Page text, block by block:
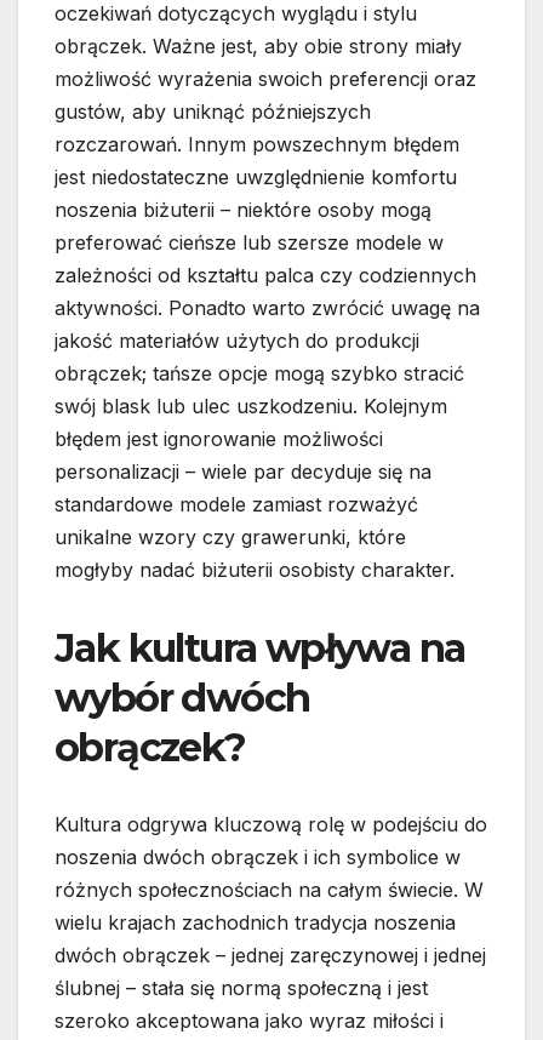
oczekiwań dotyczących wyglądu i stylu
obrączek. Ważne jest, aby obie strony miały
możliwość wyrażenia swoich preferencji oraz
gustów, aby uniknąć późniejszych
rozczarowań. Innym powszechnym błędem
jest niedostateczne uwzględnienie komfortu
noszenia biżuterii – niektóre osoby mogą
preferować cieńsze lub szersze modele w
zależności od kształtu palca czy codziennych
aktywności. Ponadto warto zwrócić uwagę na
jakość materiałów użytych do produkcji
obrączek; tańsze opcje mogą szybko stracić
swój blask lub ulec uszkodzeniu. Kolejnym
błędem jest ignorowanie możliwości
personalizacji – wiele par decyduje się na
standardowe modele zamiast rozważyć
unikalne wzory czy grawerunki, które
mogłyby nadać biżuterii osobisty charakter.
Jak kultura wpływa na
wybór dwóch
obrączek?
Kultura odgrywa kluczową rolę w podejściu do
noszenia dwóch obrączek i ich symbolice w
różnych społecznościach na całym świecie. W
wielu krajach zachodnich tradycja noszenia
dwóch obrączek – jednej zaręczynowej i jednej
ślubnej – stała się normą społeczną i jest
szeroko akceptowana jako wyraz miłości i